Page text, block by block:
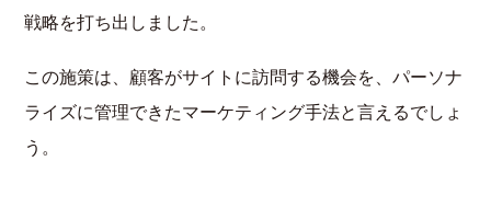
戦略を打ち出しました。
この施策は、顧客がサイトに訪問する機会を、パーソナ
ライズに管理できたマーケティング手法と言えるでしょ
う。